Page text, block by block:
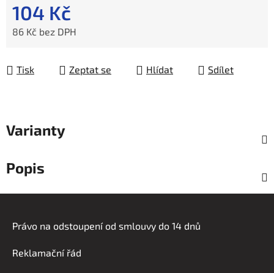
104 Kč
86 Kč bez DPH
Tisk
Zeptat se Hlídat Sdílet
Varianty
Popis
Právo na odstoupení od smlouvy do 14 dnů
Reklamační řád